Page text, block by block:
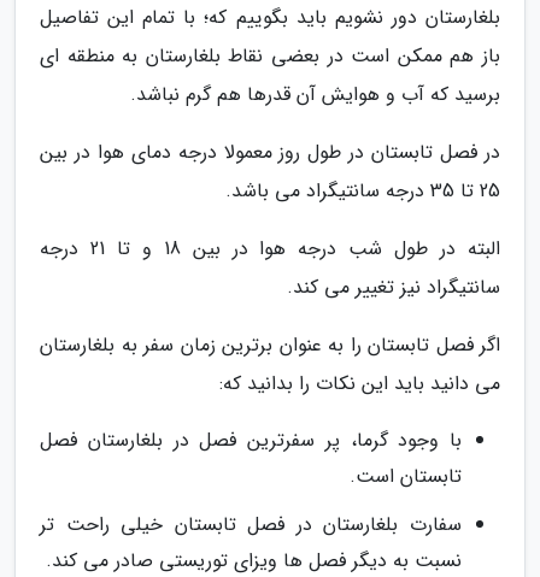
بلغارستان دور نشویم باید بگوییم که؛ با تمام این تفاصیل
باز هم ممکن است در بعضی نقاط بلغارستان به منطقه ای
برسید که آب و هوایش آن قدرها هم گرم نباشد.
در فصل تابستان در طول روز معمولا درجه دمای هوا در بین
25 تا 35 درجه سانتیگراد می باشد.
البته در طول شب درجه هوا در بین 18 و تا 21 درجه
سانتیگراد نیز تغییر می کند.
اگر فصل تابستان را به عنوان برترین زمان سفر به بلغارستان
می دانید باید این نکات را بدانید که:
با وجود گرما، پر سفرترین فصل در بلغارستان فصل
تابستان است.
سفارت بلغارستان در فصل تابستان خیلی راحت تر
نسبت به دیگر فصل ها ویزای توریستی صادر می کند.